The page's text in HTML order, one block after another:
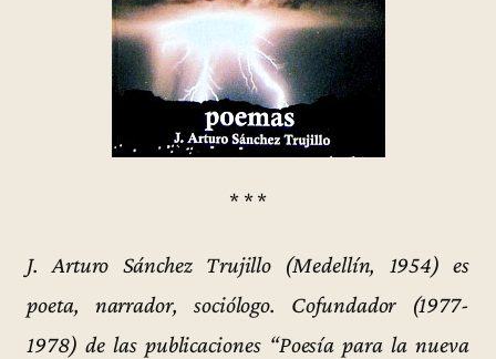
* * *
J. Arturo Sánchez Trujillo (Medellín, 1954) es
poeta, narrador, sociólogo. Cofundador (1977-
1978) de las publicaciones “Poesía para la nueva